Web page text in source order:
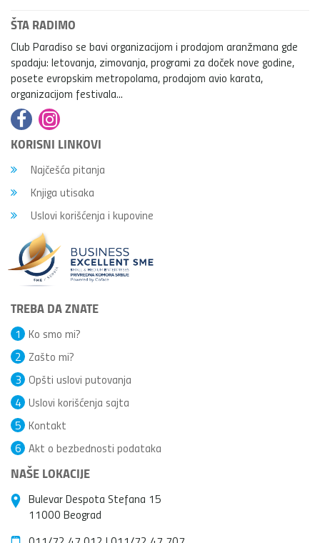
ŠTA RADIMO
Club Paradiso se bavi organizacijom i prodajom aranžmana gde
spadaju: letovanja, zimovanja, programi za doček nove godine,
posete evropskim metropolama, prodajom avio karata,
organizacijom festivala...
KORISNI LINKOVI
Najčešća pitanja
Knjiga utisaka
Uslovi korišćenja i kupovine
TREBA DA ZNATE
Ko smo mi?
1
Zašto mi?
2
Opšti uslovi putovanja
3
Uslovi korišćenja sajta
4
Kontakt
5
Akt o bezbednosti podataka
6
NAŠE LOKACIJE
Bulevar Despota Stefana 15
11000 Beograd